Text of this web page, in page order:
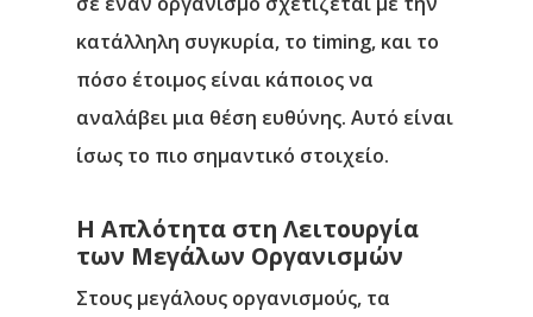
κατάλληλη συγκυρία, το timing, και το
πόσο έτοιμος είναι κάποιος να
αναλάβει μια θέση ευθύνης. Αυτό είναι
ίσως το πιο σημαντικό στοιχείο.
Η Απλότητα στη Λειτουργία
των Μεγάλων Οργανισμών
Στους μεγάλους οργανισμούς, τα